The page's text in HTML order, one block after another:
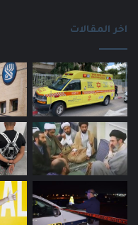
اخر المقالات